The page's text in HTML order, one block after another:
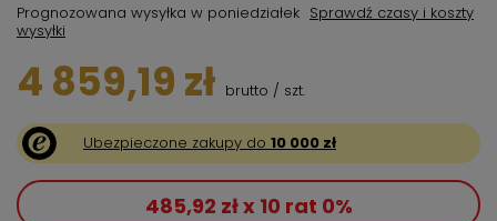
Prognozowana wysyłka w poniedziałek Sprawdź czasy i koszty
wysyłki
4 859,19 zł brutto / szt.
Ubezpieczone zakupy do 10 000 zł
485,92 zł x 10 rat 0%